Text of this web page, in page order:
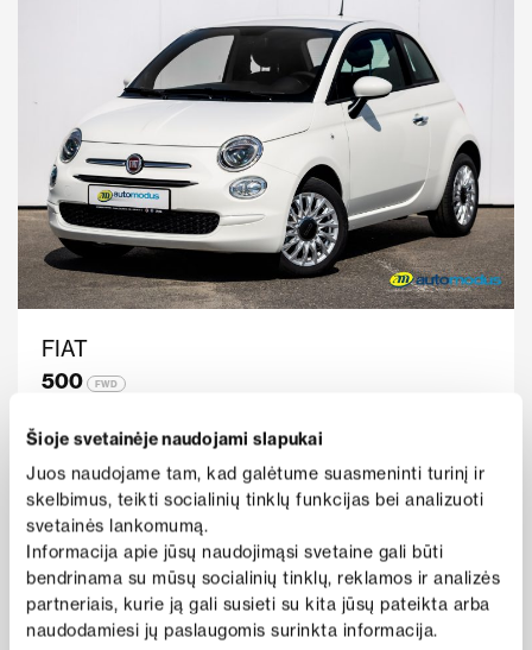
Šioje svetainėje naudojami slapukai
Juos naudojame tam, kad galėtume suasmeninti turinį ir
skelbimus, teikti socialinių tinklų funkcijas bei analizuoti
svetainės lankomumą.
Informacija apie jūsų naudojimąsi svetaine gali būti
bendrinama su mūsų socialinių tinklų, reklamos ir analizės
partneriais, kurie ją gali susieti su kita jūsų pateikta arba
naudodamiesi jų paslaugomis surinkta informacija.
FIAT
500
FWD
Benzinas Mechaninė
Peržiūrėti pasiūlymą
nuo138 €
i
13 950 €